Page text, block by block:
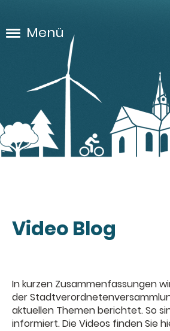
Menü
Video Blog
In kurzen Zusammenfassungen
der
aktuellen Themen berichtet. So
informiert. Die Videos finden Sie